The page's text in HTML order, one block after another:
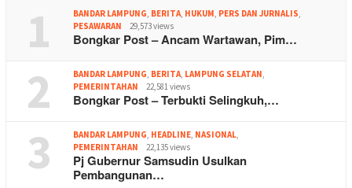
1 BANDAR LAMPUNG, BERITA, HUKUM, PERS DAN JURNALIS,
PESAWARAN
29,573 views
Bongkar Post – Ancam Wartawan, Pim…
2 BANDAR LAMPUNG, BERITA, LAMPUNG SELATAN,
PEMERINTAHAN
22,581 views
Bongkar Post – Terbukti Selingkuh,…
3 BANDAR LAMPUNG, HEADLINE, NASIONAL,
PEMERINTAHAN
22,135 views
Pj Gubernur Samsudin Usulkan
Pembangunan…